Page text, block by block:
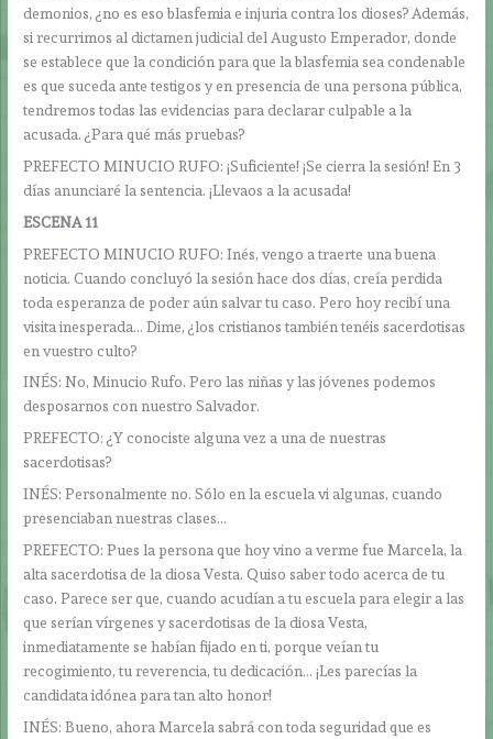
demonios, ¿no es eso blasfemia e injuria contra los dioses? Además,
si recurrimos al dictamen judicial del Augusto Emperador, donde
se establece que la condición para que la blasfemia sea condenable
es que suceda ante testigos y en presencia de una persona pública,
tendremos todas las evidencias para declarar culpable a la
acusada. ¿Para qué más pruebas?
PREFECTO MINUCIO RUFO: ¡Suficiente! ¡Se cierra la sesión! En 3
días anunciaré la sentencia. ¡Llevaos a la acusada!
ESCENA 11
PREFECTO MINUCIO RUFO: Inés, vengo a traerte una buena
noticia. Cuando concluyó la sesión hace dos días, creía perdida
toda esperanza de poder aún salvar tu caso. Pero hoy recibí una
visita inesperada… Dime, ¿los cristianos también tenéis sacerdotisas
en vuestro culto?
INÉS: No, Minucio Rufo. Pero las niñas y las jóvenes podemos
desposarnos con nuestro Salvador.
PREFECTO: ¿Y conociste alguna vez a una de nuestras
sacerdotisas?
INÉS: Personalmente no. Sólo en la escuela vi algunas, cuando
presenciaban nuestras clases…
PREFECTO: Pues la persona que hoy vino a verme fue Marcela, la
alta sacerdotisa de la diosa Vesta. Quiso saber todo acerca de tu
caso. Parece ser que, cuando acudían a tu escuela para elegir a las
que serían vírgenes y sacerdotisas de la diosa Vesta,
inmediatamente se habían fijado en ti, porque veían tu
recogimiento, tu reverencia, tu dedicación… ¡Les parecías la
candidata idónea para tan alto honor!
INÉS: Bueno, ahora Marcela sabrá con toda seguridad que es